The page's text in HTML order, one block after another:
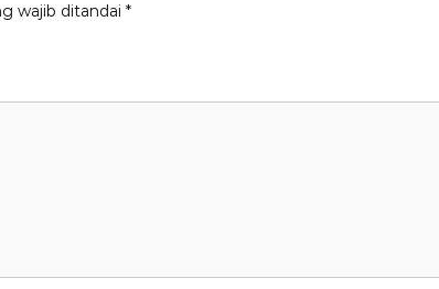
wajib ditandai *